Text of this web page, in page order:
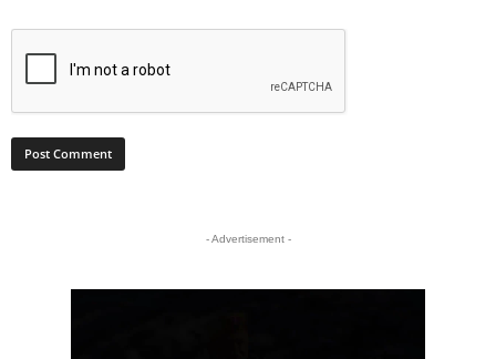
- Advertisement -